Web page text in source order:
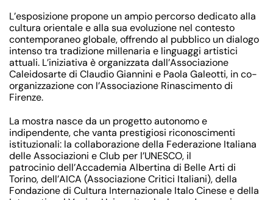
L’esposizione propone un ampio percorso dedicato alla
cultura orientale e alla sua evoluzione nel contesto
contemporaneo globale, offrendo al pubblico un dialogo
intenso tra tradizione millenaria e linguaggi artistici
attuali. L’iniziativa è organizzata dall’Associazione
Caleidosartedi Claudio Giannini e Paola Galeotti, in co-
organizzazione con l’Associazione Rinascimento di
Firenze.
La mostra nasce da un progetto autonomo e
indipendente, che vanta prestigiosi riconoscimenti
istituzionali: la collaborazione della Federazione Italiana
delle Associazioni e Club per l’UNESCO, il
patrocinio dell’Accademia Albertina di Belle Arti di
Torino, dell’AICA (Associazione Critici Italiani),della
Fondazione di Cultura Internazionale Italo Cinesee della